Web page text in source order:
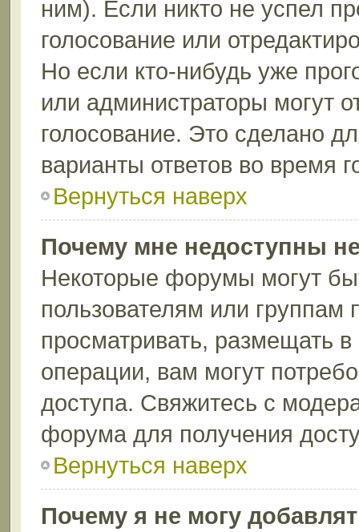
ним). Если никто не успел
голосование или
Но если кто-нибудь уже
или администраторы могут
голосование. Это сделано
варианты ответов во время
Вернуться наверх
Почему мне недоступны
Некоторые форумы могут
пользователям или группам
просматривать, размещать
операции, вам могут
доступа. Свяжитесь с
форума для получения
Вернуться наверх
Почему я не могу